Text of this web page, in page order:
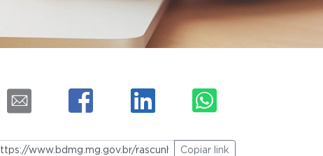
Copiar link